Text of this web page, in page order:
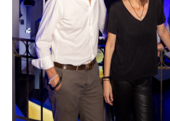
DONAU SOJA
MEDIA
DOWNLOADS
PRESSEKONTAKT